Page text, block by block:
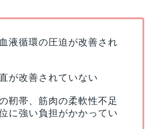
液循環の圧迫が改善され
が改善されていない
靭帯、筋肉の柔軟性不足
に強い負担がかかってい